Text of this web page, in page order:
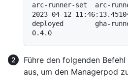
arc-runner-set  arc-
2023-04-12
deployed        gha-
Führe den folgenden
aus, um den Managerpod